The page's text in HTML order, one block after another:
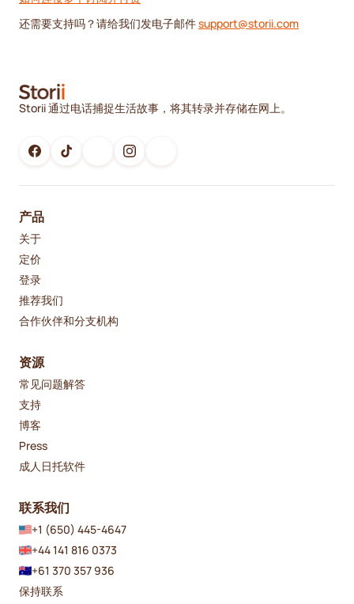
还需要支持吗？请给我们发电子邮件support@storii.com
Storii 通过电话捕捉生活故事，将其转录并存储在网上。
产品
关于
定价
登录
推荐我们
合作伙伴和分支机构
资源
常见问题解答
支持
博客
Press
成人日托软件
联系我们
+1 (650) 445-4647
+44 141 816 0373
+61 370 357 936
保持联系